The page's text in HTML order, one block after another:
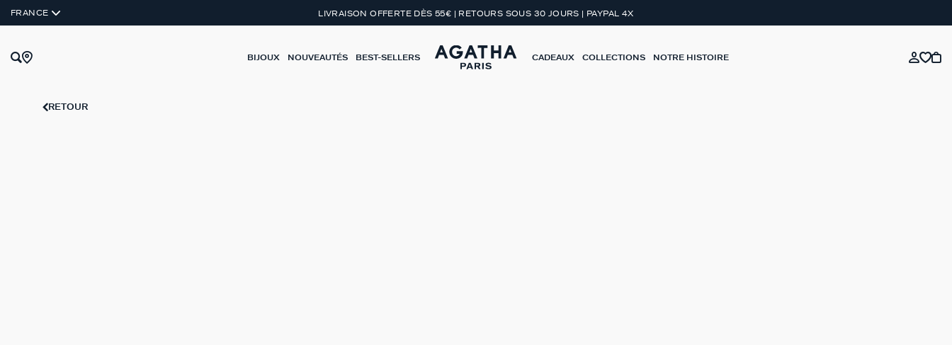
FRANCE LIVRAISON OFFERTE DÈS 55€ | RETOURS SOUS 30 JOURS | PAYPAL 4X
BIJOUX NOUVEAUTÉS BEST-SELLERS CADEAUX COLLECTIONS NOTRE HISTOIRE
RETOUR